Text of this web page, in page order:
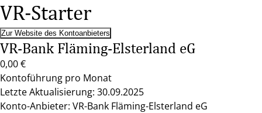
VR-Starter
Zur Website des Kontoanbieters
VR-Bank Fläming-Elsterland eG
0,00 €
Kontoführung pro Monat
Letzte Aktualisierung: 30.09.2025
Konto-Anbieter: VR-Bank Fläming-Elsterland eG